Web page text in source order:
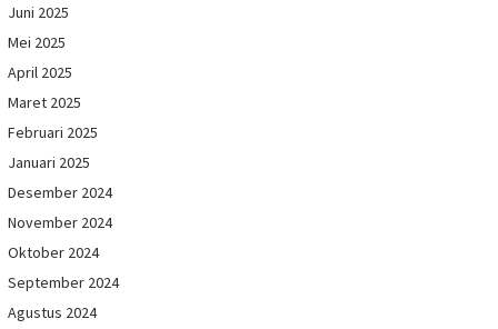
Juni 2025
Mei 2025
April 2025
Maret 2025
Februari 2025
Januari 2025
Desember 2024
November 2024
Oktober 2024
September 2024
Agustus 2024